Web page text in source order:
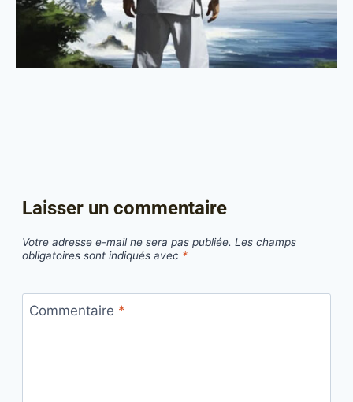
Laisser un commentaire
Votre adresse e-mail ne sera pas publiée. Les champs
obligatoires sont indiqués avec *
Commentaire *